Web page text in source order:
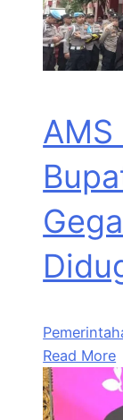
Read More